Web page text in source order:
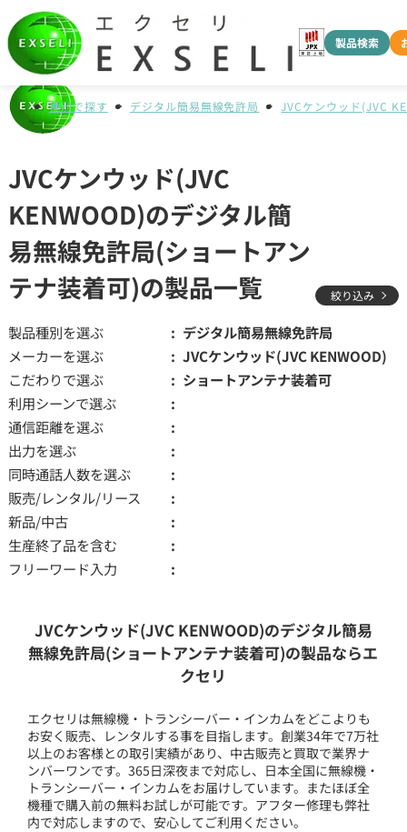
製品検索
種別で探す デジタル簡易無線免許局 JVCケンウッド(JVC
JVCケンウッド(JVC
KENWOOD)のデジタル簡
易無線免許局(ショートアン
テナ装着可)の製品一覧
絞り込み
製品種別を選ぶ
デジタル簡易無線免許局
メーカーを選ぶ
JVCケンウッド(JVC KENWOOD)
こだわりで選ぶ
ショートアンテナ装着可
利用シーンで選ぶ
通信距離を選ぶ
出力を選ぶ
同時通話人数を選ぶ
販売/レンタル/リース
新品/中古
生産終了品を含む
フリーワード入力
JVCケンウッド(JVC KENWOOD)のデジタル簡易
無線免許局(ショートアンテナ装着可)の製品ならエ
クセリ
エクセリは無線機・トランシーバー・インカムをどこよりも
お安く販売、レンタルする事を目指します。創業34年で7万社
以上のお客様との取引実績があり、中古販売と買取で業界ナ
ンバーワンです。365日深夜まで対応し、日本全国に無線機・
トランシーバー・インカムをお届けしています。またほぼ全
機種で購入前の無料お試しが可能です。アフター修理も弊社
内で対応しますので、安心してご利用ください。